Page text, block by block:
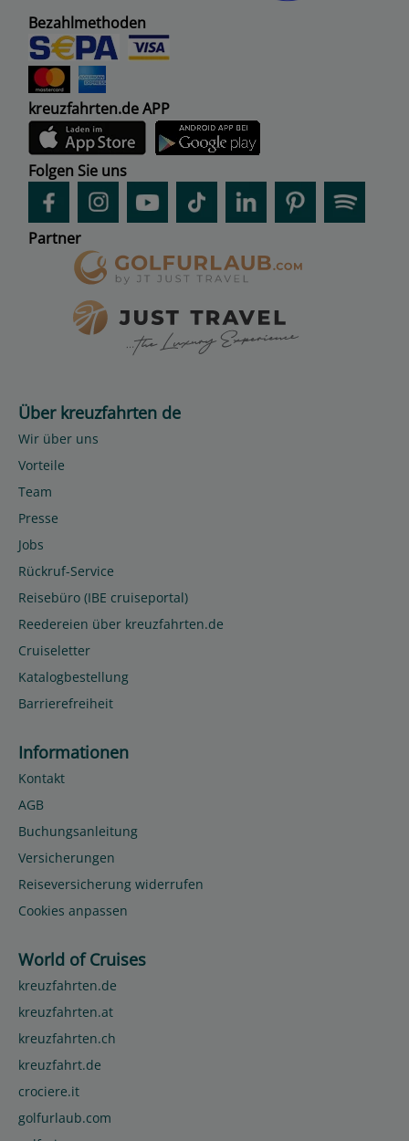
Bezahlmethoden
kreuzfahrten.de APP
Folgen Sie uns
Partner
Über kreuzfahrten de
Wir über uns
Vorteile
Team
Presse
Jobs
Rückruf-Service
Reisebüro (IBE cruiseportal)
Reedereien über kreuzfahrten.de
Cruiseletter
Katalogbestellung
Barrierefreiheit
Informationen
Kontakt
AGB
Buchungsanleitung
Versicherungen
Reiseversicherung widerrufen
Cookies anpassen
World of Cruises
kreuzfahrten.de
kreuzfahrten.at
kreuzfahrten.ch
kreuzfahrt.de
crociere.it
golfurlaub.com